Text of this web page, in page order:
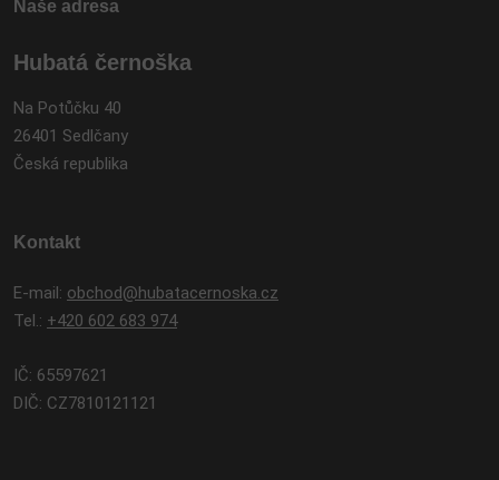
Naše adresa
Hubatá černoška
Na Potůčku 40
26401 Sedlčany
Česká republika
Kontakt
E-mail: obchod@hubatacernoska.cz
Tel.: +420 602 683 974
IČ: 65597621
DIČ: CZ7810121121